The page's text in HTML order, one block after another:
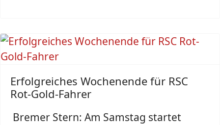
Erfolgreiches Wochenende für RSC
Rot-Gold-Fahrer
Bremer Stern: Am Samstag startet